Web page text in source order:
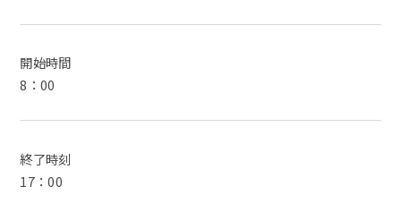
開始時間
8：00
終了時刻
17：00